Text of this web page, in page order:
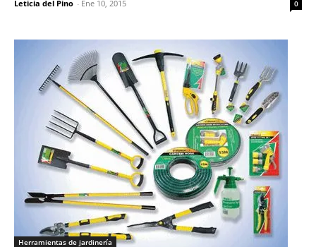
Leticia del Pino - Ene 10, 2015 0
Herramientas de jardinería